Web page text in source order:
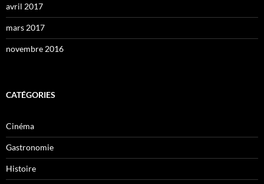
avril 2017
mars 2017
novembre 2016
CATÉGORIES
Cinéma
Gastronomie
Histoire